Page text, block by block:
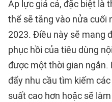
Áp lực giá cả, đặc biệt là
thể sẽ tăng vào nửa cuối
2023. Điều này sẽ mang
phục hồi của tiêu dùng
được một thời gian
đẩy nhu cầu tìm kiếm
suất cao hơn hoặc sẽ